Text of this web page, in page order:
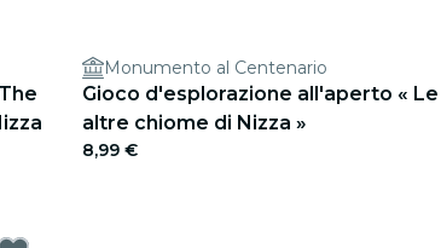
Monumento al Centenario
Gioco d'esplorazione all'aperto « Le
altre chiome di Nizza »
8,99 €